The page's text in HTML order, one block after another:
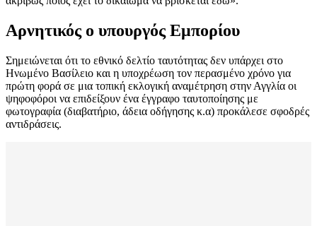
Αρνητικός ο υπουργός Εμπορίου
Σημειώνεται ότι το εθνικό δελτίο ταυτότητας δεν υπάρχει στο
Ηνωμένο Βασίλειο και η υποχρέωση τον περασμένο χρόνο για
πρώτη φορά σε μια τοπική εκλογική αναμέτρηση στην Αγγλία οι
ψηφοφόροι να επιδείξουν ένα έγγραφο ταυτοποίησης με
φωτογραφία (διαβατήριο, άδεια οδήγησης κ.α) προκάλεσε σφοδρές
αντιδράσεις.